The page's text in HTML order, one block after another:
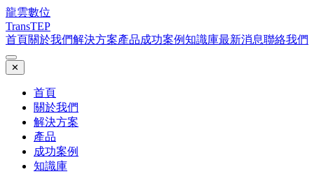
龍雲數位
TransTEP
首頁關於我們解決方案產品成功案例知識庫最新消息聯絡我們
✕
首頁
關於我們
解決方案
產品
成功案例
知識庫